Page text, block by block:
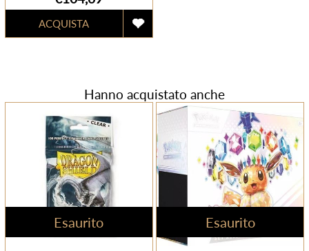
Hanno acquistato anche
Esaurito Esaurito